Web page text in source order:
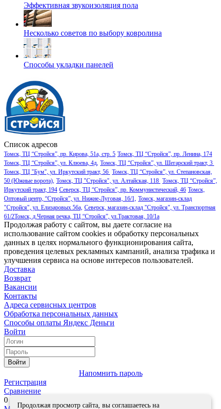
Эффективная звукоизоляция пола
Несколько советов по выбору ковролина
Способы укладки панелей
Список адресов
Томск, ТЦ “Стройся”, пр. Кирова, 51а, стр. 5 Томск, ТЦ “Стройся”, пр. Ленина, 174
Томск, ТЦ “Стройся”, ул. Клюева, 4д, Томск, ТЦ “Стройся”, ул. Шегарский тракт, 3
Томск, ТЦ "Бум", ул. Иркутский тракт, 56 Томск, ТЦ “Стройся”, ул. Степановская,
50 (Южные ворота), Томск, ТЦ "Стройся", ул. Алтайская, 118 Томск, ТЦ “Стройся”,
Иркутский тракт, 194 Северск, ТЦ “Стройся”, пр. Коммунистический, 46 Томск,
Оптовый центр, “Стройся”, ул. Нижне-Луговая, 16/1, Томск, магазин-склад
"Стройся", ул. Елизаровых 56а, Северск, магазин-склад "Стройся", ул. Транспортная
61/2Томск, д.Черная речка, ТЦ “Стройся”, ул.Трактовая, 10/1а
Продолжая работу с сайтом, вы даете согласие на
использование сайтом cookies и обработку персональных
данных в целях нормального функционирования сайта,
проведения целевых рекламных кампаний, анализа трафика и
улучшения сервиса на основе интересов пользователей.
Доставка
Возврат
Вакансии
Контакты
Адреса сервисных центров
Обработка персональных данных
Способы оплаты Яндекс Деньги
Войти
Войти
Напомнить пароль
Регистрация
Сравнение
0
Продолжая просмотр сайта, вы соглашаетесь на